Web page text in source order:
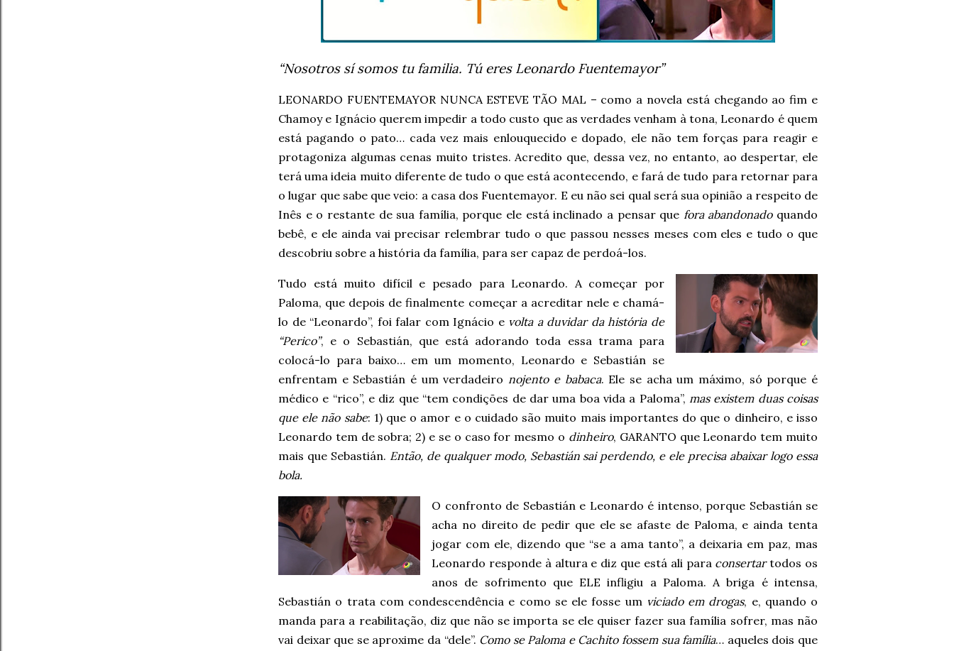
“Nosotros sí somos tu familia. Tú eres Leonardo Fuentemayor”
LEONARDO FUENTEMAYOR NUNCA ESTEVE TÃO MAL – como a novela está chegando ao fim e
Chamoy e Ignácio querem impedir a todo custo que as verdades venham à tona, Leonardo é quem
está pagando o pato… cada vez mais enlouquecido e dopado, ele não tem forças para reagir e
protagoniza algumas cenas muito tristes. Acredito que, dessa vez, no entanto, ao despertar, ele
terá uma ideia muito diferente de tudo o que está acontecendo, e fará de tudo para retornar para
o lugar que sabe que veio: a casa dos Fuentemayor. E eu não sei qual será sua opinião a respeito de
Inês e o restante de sua família, porque ele está inclinado a pensar que fora abandonadoquando
bebê, e ele ainda vai precisar relembrar tudo o que passou nesses meses com eles e tudo o que
descobriu sobre a história da família, para ser capaz de perdoá-los.
Tudo está muito difícil e pesado para Leonardo. A começar por
Paloma, que depois de finalmente começar a acreditar nele e chamá-
lo de “Leonardo”, foi falar com Ignácio e volta a duvidar da história de
“Perico”, e o Sebastián, que está adorando toda essa trama para
colocá-lo para baixo… em um momento, Leonardo e Sebastián se
enfrentam e Sebastián é um verdadeironojento e babaca. Ele se acha um máximo, só porque é
médico e “rico”, e diz que “tem condições de dar uma boa vida a Paloma”, mas existem duas coisas
que ele não sabe: 1) que o amor e o cuidado são muito mais importantes do que o dinheiro, e isso
Leonardo tem de sobra; 2) e se o caso for mesmo o dinheiro, GARANTO que Leonardo tem muito
mais que Sebastián. Então, de qualquer modo, Sebastián sai perdendo, e ele precisa abaixar logo essa
bola.
O confronto de Sebastián e Leonardo é intenso, porque Sebastián se
acha no direito de pedir que ele se afaste de Paloma, e ainda tenta
jogar com ele, dizendo que “se a ama tanto”, a deixaria em paz, mas
Leonardo responde à altura e diz que está ali para consertartodos os
anos de sofrimento que ELE infligiu a Paloma. A briga é intensa,
Sebastián o trata com condescendência e como se ele fosse um viciado em drogas, e, quando o
manda para a reabilitação, diz que não se importa se ele quiser fazer sua família sofrer, mas não
vai deixar que se aproxime da “dele”. Como se Paloma e Cachito fossem sua família… aqueles dois que